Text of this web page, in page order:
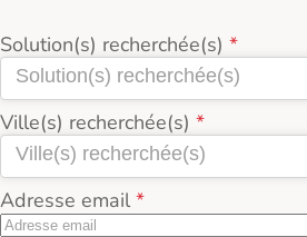
Solution(s) recherchée(s)
Ville(s) recherchée(s)
Adresse email